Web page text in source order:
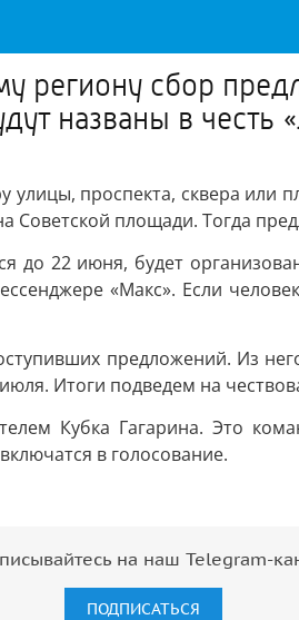
региону сбор
названы в честь
проспекта, сквера или
площади. Тогда
до 22 июня, будет
«Макс». Если
предложений. Из
Итоги подведем на
Кубка Гагарина. Это
в голосование.
на наш Telegram-
ПОДПИСАТЬСЯ